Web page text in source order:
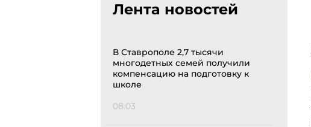
Лента новостей
В Ставрополе 2,7 тысячи
многодетных семей получили
компенсацию на подготовку к
школе
08:03